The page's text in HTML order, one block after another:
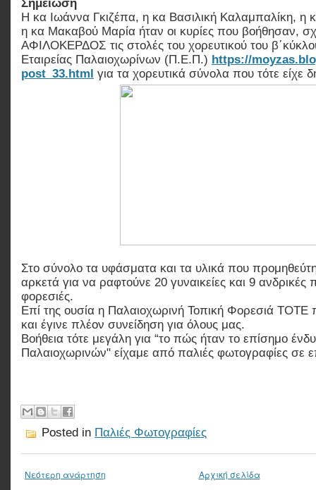
Σημείωση
Η κα Ιωάννα Γκιζέπα, η κα Βασιλική Καλαμπαλίκη, η
η κα Μακαβού Μαρία ήταν οι κυρίες που βοήθησαν,
ΑΦΙΛΟΚΕΡΔΟΣ τις στολές του χορευτικού του
Εταιρείας Παλαιοχωρίνων (Π.Ε.Π.) https://
post_33.html για τα χορευτικά σύνολα που τότε είχε
Στο σύνολο τα υφάσματα και τα υλικά που
αρκετά για να ραφτούνε 20 γυναικείες και 9
φορεσιές.
Επί της ουσία η Παλαιοχωρινή Τοπική Φορεσιά ΤΟΤΕ
και έγινε πλέον συνείδηση για όλους μας.
Βοήθεια τότε μεγάλη για “το πώς ήταν το επίσημο
Παλαιοχωρινών" είχαμε από παλιές φωτογραφίες σε
Posted in Παλιές Φωτογραφίες
Νεότερη ανάρτηση
Αρχική σελίδα